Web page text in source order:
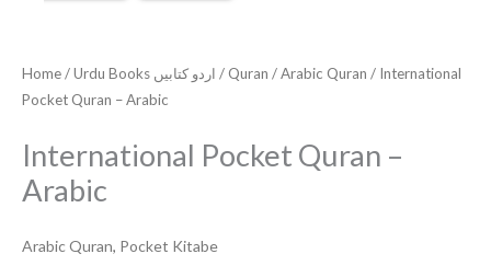
Home/ Urdu Books اردو کتابیں / Quran /Arabic Quran / International
Pocket Quran – Arabic
International Pocket Quran –
Arabic
Arabic Quran, Pocket Kitabe